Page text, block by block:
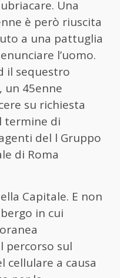
Una
è però riuscita
a una pattuglia
l’uomo.
il sequestro
un 45enne
su richiesta
termine di
del l Gruppo
di Roma
Capitale. E non
in cui
percorso sul
cellulare a causa